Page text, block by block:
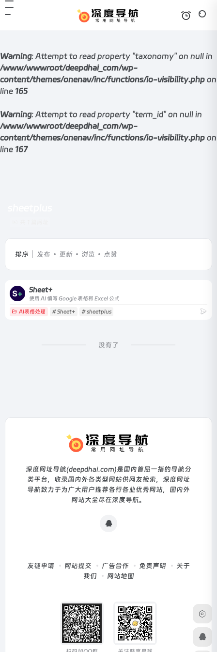
Warning: Attempt to read property "taxonomy" on null in
/www/wwwroot/deepdhai_com/wp-
content/themes/onenav/inc/functions/io-visibility.php on
line 165
Warning: Attempt to read property "term_id" on null in
/www/wwwroot/deepdhai_com/wp-
content/themes/onenav/inc/functions/io-visibility.php on
line 167
排序 发布 更新 浏览 点赞
Sheet+
使用 AI 编写 Google 表格和 Excel 公式
AI表格处理 # Sheet+ # sheetplus
没有了
深度网址导航(deepdhai.com)是国内首屈一指的导航分
类平台，收录国内外各类型网站供网友检索，深度网址
导航致力于为广大用户推荐各行各业优秀网站，国内外
网站大全尽在深度导航。
友链申请 网站提交 广告合作 免责声明
关于
我们
网站地图